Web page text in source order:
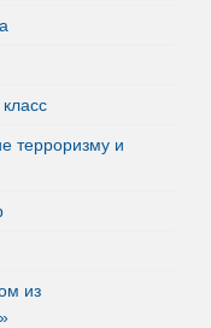
терроризму и
из